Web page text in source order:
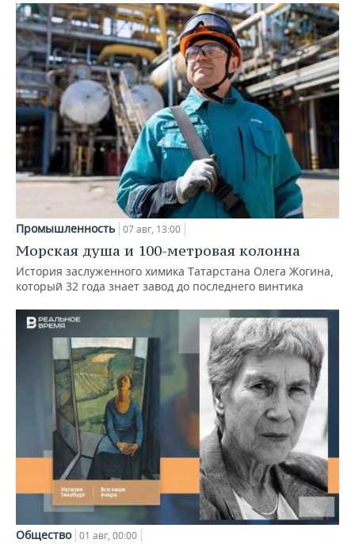
Промышленность 07 авг, 13:00
Морская душа и 100-метровая колонна
История заслуженного химика Татарстана Олега Жогина,
который 32 года знает завод до последнего винтика
Общество 01 авг, 00:00